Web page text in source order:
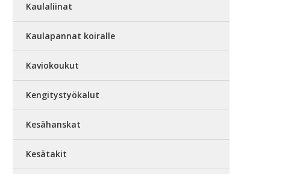
Kaulaliinat
Kaulapannat koiralle
Kaviokoukut
Kengitystyökalut
Kesähanskat
Kesätakit